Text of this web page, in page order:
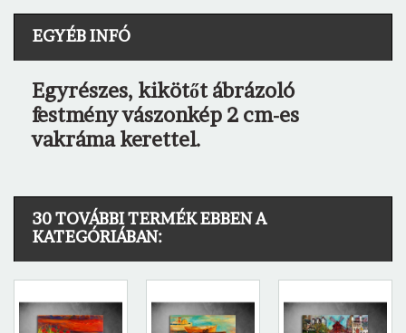
EGYÉB INFÓ
Egyrészes, kikötőt ábrázoló
festmény vászonkép 2 cm-es
vakráma kerettel.
30 TOVÁBBI TERMÉK EBBEN A
KATEGÓRIÁBAN: